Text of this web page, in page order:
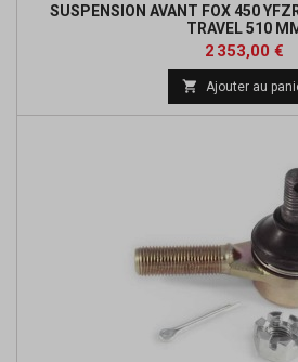
SUSPENSION AVANT FOX 450
TRAVEL 510
Prix
2 353,00 €
 Ajouter au